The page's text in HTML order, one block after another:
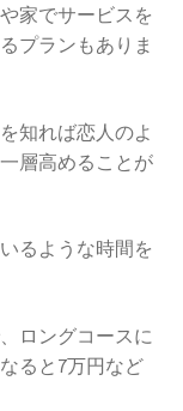
家でサービスを
プランもありま
知れば恋人のよ
層高めることが
るような時間を
ロングコースに
ると7万円など